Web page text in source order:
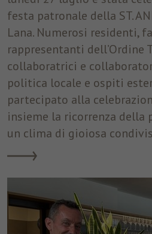
festa patronale della ST.
Lana. Numerosi residenti,
rappresentanti dell’Ordine
collaboratrici e
politica locale e ospiti
partecipato alla
insieme la ricorrenza della
un clima di gioiosa